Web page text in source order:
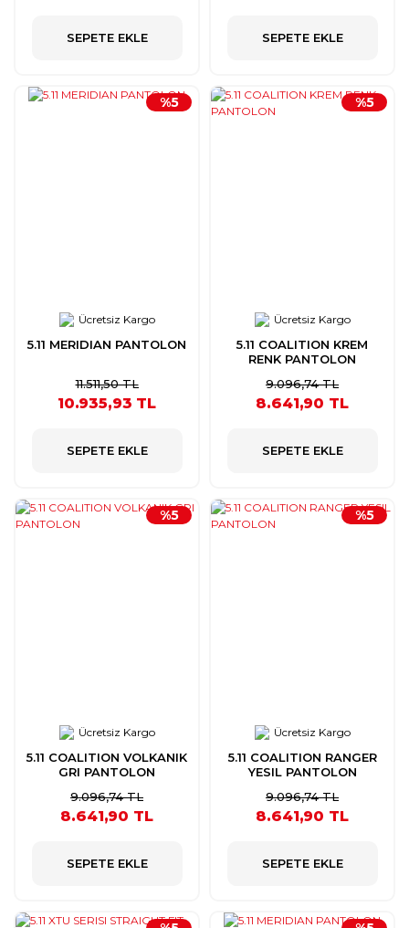
SEPETE EKLE SEPETE EKLE
Ücretsiz Kargo
5.11 MERIDIAN PANTOLON
%5
11.511,50 TL
10.935,93 TL
SEPETE EKLE
Ücretsiz Kargo
5.11 COALITION KREM
RENK PANTOLON
%5
9.096,74 TL
8.641,90 TL
SEPETE EKLE
Ücretsiz Kargo
5.11 COALITION VOLKANIK
GRI PANTOLON
%5
9.096,74 TL
8.641,90 TL
SEPETE EKLE
Ücretsiz Kargo
5.11 COALITION RANGER
YESIL PANTOLON
%5
9.096,74 TL
8.641,90 TL
SEPETE EKLE